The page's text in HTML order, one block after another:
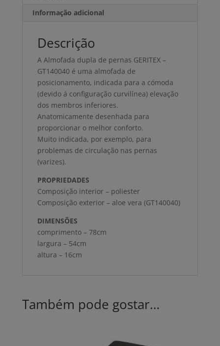
Informação adicional
Descrição
A Almofada dupla de pernas GERITEX –
GT140040 é uma almofada de
posicionamento, indicada para a cómoda
(devido á configuração curvilínea) elevação
dos membros inferiores.
Anatomicamente desenhada para
proporcionar o melhor conforto.
Muito indicada, por exemplo, para
problemas de circulação nas pernas
(varizes).
PROPRIEDADES
Composição interior – poliester
Composição exterior – aloe vera (GT140040)
DIMENSÕES
comprimento – 78cm
largura – 54cm
altura – 16cm
Também pode gostar…